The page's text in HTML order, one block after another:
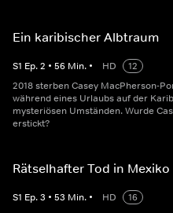
Ein karibischer Albtraum
S1 Ep.2 • 56 Min. • HD
12
2018 sterben Casey MacPherson-
während eines Urlaubs auf der
mysteriösen Umständen. Wurde
erstickt?
Rätselhafter Tod in Mexiko
S1 Ep.3 • 53 Min. • HD
16